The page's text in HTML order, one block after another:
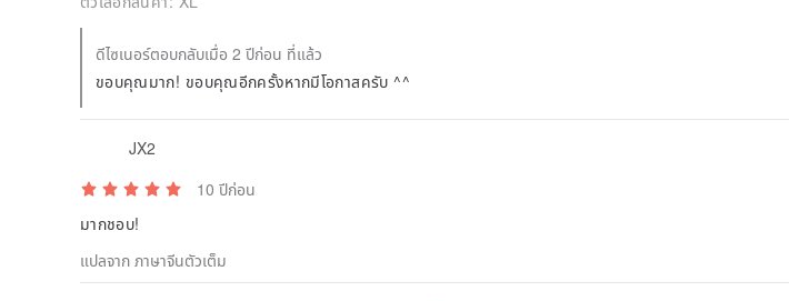
มากชอบ!
แปลจาก ภาษาจีนตัวเต็ม
สินค้าที่คล้ายกัน